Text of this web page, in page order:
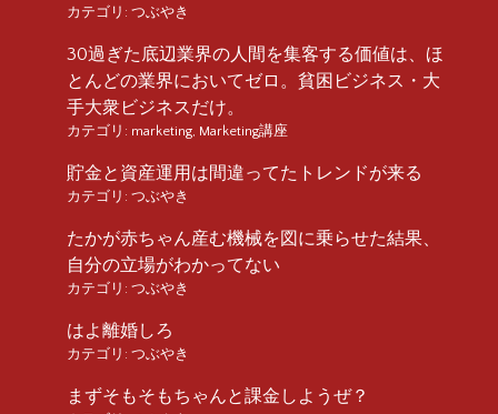
カテゴリ: つぶやき
30過ぎた底辺業界の人間を集客する価値は、ほ
とんどの業界においてゼロ。貧困ビジネス・大
手大衆ビジネスだけ。
カテゴリ: marketing, Marketing講座
貯金と資産運用は間違ってたトレンドが来る
カテゴリ: つぶやき
たかが赤ちゃん産む機械を図に乗らせた結果、
自分の立場がわかってない
カテゴリ: つぶやき
はよ離婚しろ
カテゴリ: つぶやき
まずそもそもちゃんと課金しようぜ？